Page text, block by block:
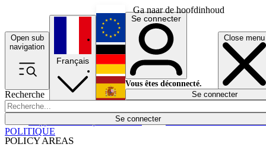
Ga naar de hoofdinhoud
Open sub
navigation
Close menu
Recherche
Se connecter
POLICY AREAS
Économie
Français
English
Deutsch
Español
Se connecter
Vous êtes déconnecté.
Se connecter
POLITIQUE